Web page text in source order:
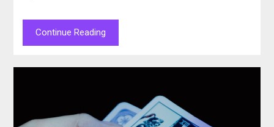
Continue Reading